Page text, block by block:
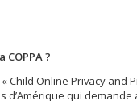
COPPA ?
Child Online Privacy and
d’Amérique qui